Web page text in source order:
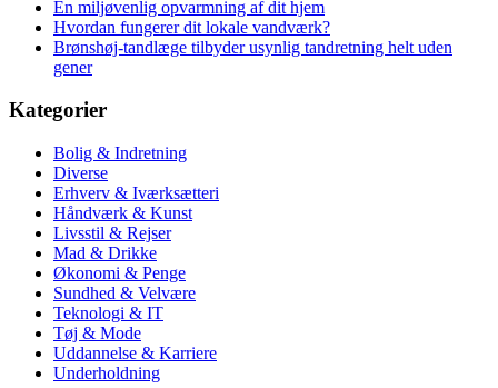
En miljøvenlig opvarmning af dit hjem
Hvordan fungerer dit lokale vandværk?
Brønshøj-tandlæge tilbyder usynlig tandretning helt uden
gener
Kategorier
Bolig & Indretning
Diverse
Erhverv & Iværksætteri
Håndværk & Kunst
Livsstil & Rejser
Mad & Drikke
Økonomi & Penge
Sundhed & Velvære
Teknologi & IT
Tøj & Mode
Uddannelse & Karriere
Underholdning